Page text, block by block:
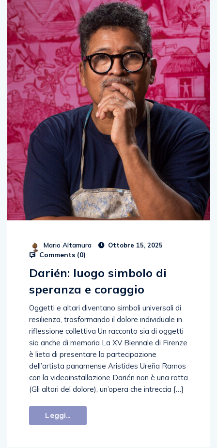
Mario Altamura Ottobre 15, 2025
Comments (0)
Darién: luogo simbolo di
speranza e coraggio
Oggetti e altari diventano simboli universali di
resilienza, trasformando il dolore individuale in
riflessione collettiva Un racconto sia di oggetti
sia anche di memoria La XV Biennale di Firenze
è lieta di presentare la partecipazione
dell’artista panamense Aristides Ureña Ramos
con la videoinstallazione Darién non è una rotta
(Gli altari del dolore), un’opera che intreccia […]
Leggi...